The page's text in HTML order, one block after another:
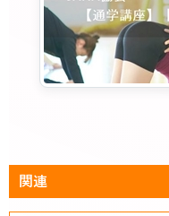
関連